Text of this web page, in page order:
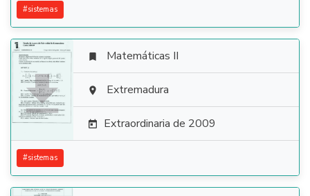
#sistemas

 Matemáticas II
 Extremadura
 Extraordinaria de 2009
#sistemas